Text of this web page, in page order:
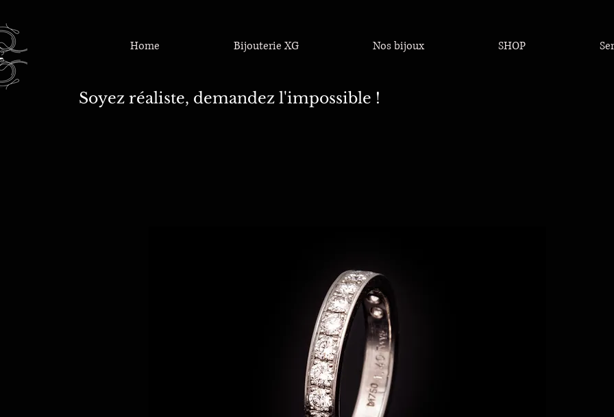
Home Bijouterie XG Nos bijoux SHOP
Soyez réaliste, demandez l'impossible !